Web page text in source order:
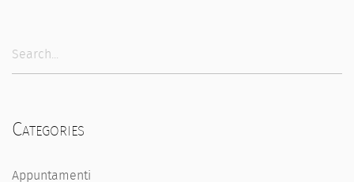
Categories
Appuntamenti